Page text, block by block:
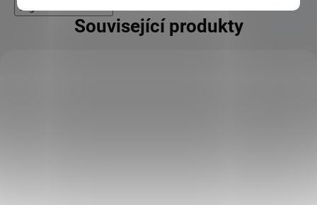
High-contrast mode
Související produkty